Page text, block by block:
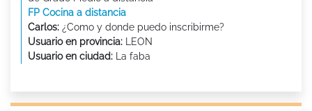
FP Cocina a distancia
Carlos: ¿Como y donde puedo inscribirme?
Usuario en provincia: LEON
Usuario en ciudad: La faba